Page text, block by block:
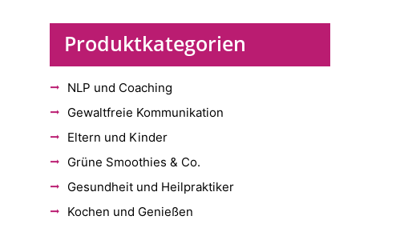
Produktkategorien
NLP und Coaching
Gewaltfreie Kommunikation
Eltern und Kinder
Grüne Smoothies & Co.
Gesundheit und Heilpraktiker
Kochen und Genießen